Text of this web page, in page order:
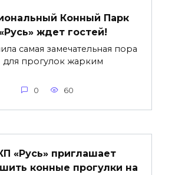
Конный Парк
ждет гостей!
самая замечательная пора
для прогулок жарким
0 60
«Русь» приглашает
конные прогулки на